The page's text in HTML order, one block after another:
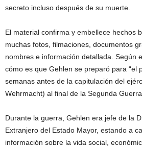
secreto incluso después de su muerte.
El material confirma y embellece hechos
muchas fotos, filmaciones, documentos
nombres e información detallada. Según
cómo es que Gehlen se preparó para “el
semanas antes de la capitulación del
Wehrmacht) al final de la Segunda
Durante la guerra, Gehlen era jefe de la
Extranjero del Estado Mayor, estando a
información sobre la vida social,